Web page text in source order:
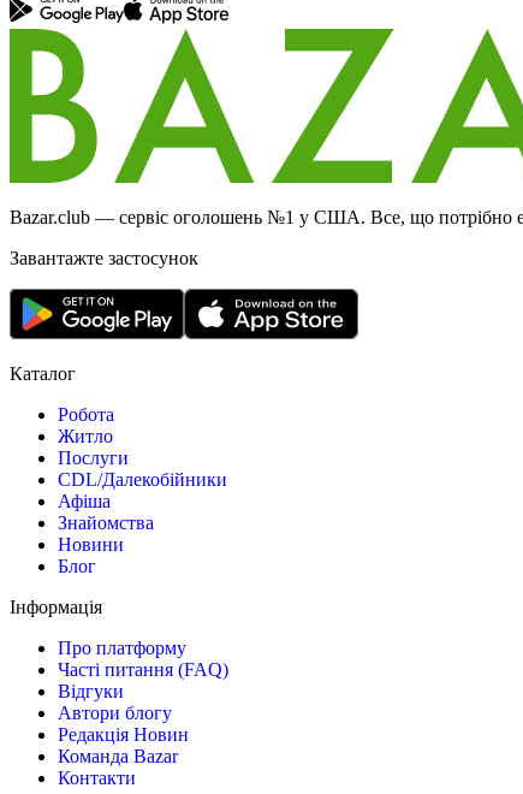
Bazar.club — сервіс оголошень №1 у США. Все, що потрібно
Завантажте застосунок
Каталог
Робота
Житло
Послуги
CDL/Далекобійники
Афіша
Знайомства
Новини
Блог
Інформація
Про платформу
Часті питання (FAQ)
Відгуки
Автори блогу
Редакція Новин
Команда Bazar
Контакти